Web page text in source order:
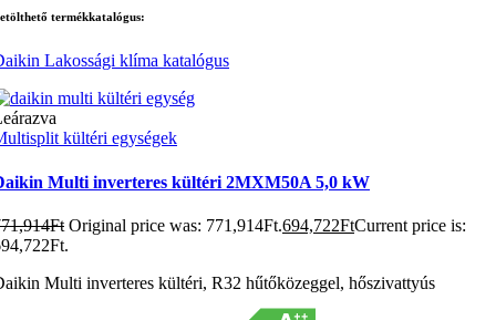
termékkatalógus:
Lakossági klíma katalógus
kültéri egységek
Multi inverteres kültéri 2MXM50A 5,0 kW
Ft Original price was: 771,914Ft.694,722FtCurrent price is:
Multi inverteres kültéri, R32 hűtőközeggel, hőszivattyús